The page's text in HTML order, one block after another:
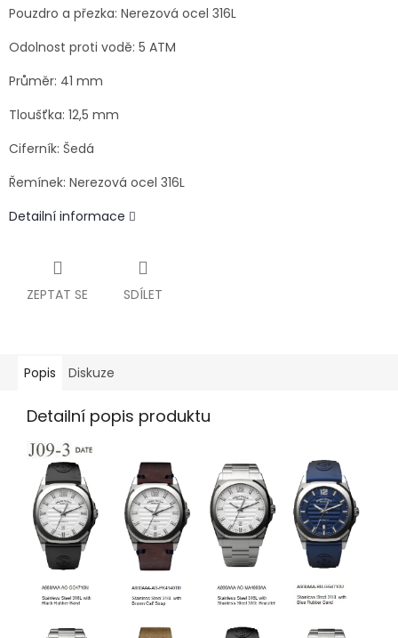
Pouzdro a přezka: Nerezová ocel 316L
Odolnost proti vodě: 5 ATM
Průměr: 41 mm
Tloušťka: 12,5 mm
Ciferník: Šedá
Řemínek: Nerezová ocel 316L
Detailní informace
ZEPTAT SE SDÍLET
Popis Diskuze
Detailní popis produktu